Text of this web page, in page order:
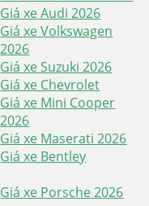
Giá xe Audi 2026
Giá xe Volkswagen
2026
Giá xe Suzuki 2026
Giá xe Chevrolet
Giá xe Mini Cooper
2026
Giá xe Maserati 2026
Giá xe Bentley
Giá xe Porsche 2026